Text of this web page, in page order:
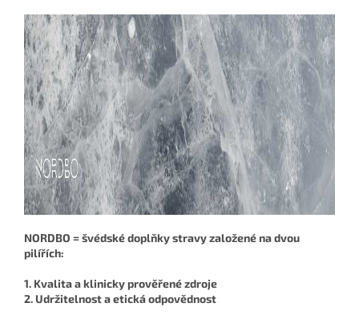
NORDBO = švédské doplňky stravy založené na dvou
pilířích:
1. Kvalita a klinicky prověřené zdroje
2. Udržitelnost a etická odpovědnost